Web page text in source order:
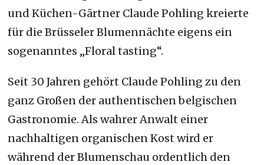
und Küchen-Gärtner Claude Pohling kreierte
für die Brüsseler Blumennächte eigens ein
sogenanntes „Floral tasting“.
Seit 30 Jahren gehört Claude Pohling zu den
ganz Großen der authentischen belgischen
Gastronomie. Als wahrer Anwalt einer
nachhaltigen organischen Kost wird er
während der Blumenschau ordentlich den